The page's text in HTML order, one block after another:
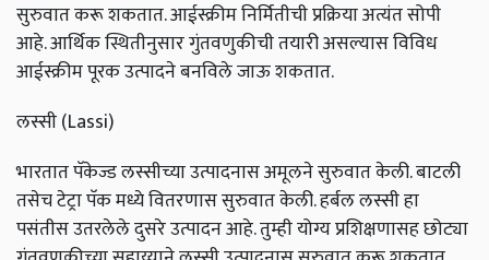
सुरुवात करू शकतात. आईस्क्रीम निर्मितीची प्रक्रिया अत्यंत सोपी
आहे. आर्थिक स्थितीनुसार गुंतवणुकीची तयारी असल्यास विविध
आईस्क्रीम पूरक उत्पादने बनविले जाऊ शकतात.
लस्सी (Lassi)
भारतात पॅकेज्ड लस्सीच्या उत्पादनास अमूलने सुरुवात केली. बाटली
तसेच टेट्रा पॅक मध्ये वितरणास सुरुवात केली. हर्बल लस्सी हा
पसंतीस उतरलेले दुसरे उत्पादन आहे. तुम्ही योग्य प्रशिक्षणासह छोट्या